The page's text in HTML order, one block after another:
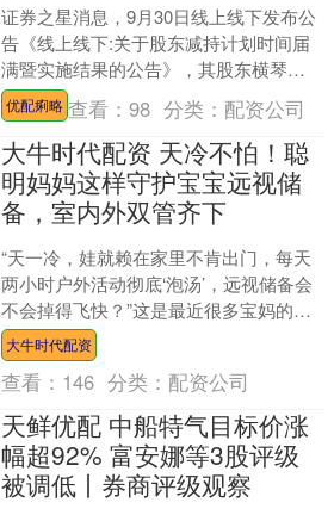
证券之星消息，9月30日线上线下发布公
告《线上线下:关于股东减持计划时间届
满暨实施结果的公告》，其股东横琴广
金美好基金管理有限公司-广金美好佳悦
私募证券投资基金....
优配痢略 查看：98 分类： 配资公司
大牛时代配资 天冷不怕！聪
明妈妈这样守护宝宝远视储
备，室内外双管齐下
“天一冷，娃就赖在家里不肯出门，每天
两小时户外活动彻底‘泡汤’，远视储备会
不会掉得飞快？”这是最近很多宝妈的共
同焦虑。尤其进入秋冬，寒风一吹，雾
霾一来，别说孩子....
大牛时代配资
查看： 146 分类： 配资公司
天鲜优配 中船特气目标价涨
幅超92% 富安娜等3股评级
被调低丨券商评级观察